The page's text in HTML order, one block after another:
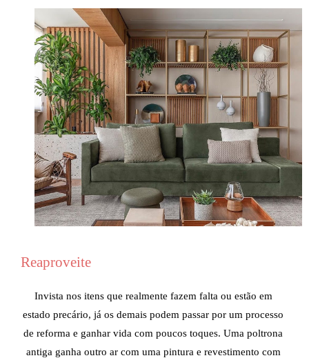
Reaproveite
Invista nos itens que realmente fazem falta ou estão em
estado precário, já os demais podem passar por um processo
de reforma e ganhar vida com poucos toques. Uma poltrona
antiga ganha outro ar com uma pintura e revestimento com